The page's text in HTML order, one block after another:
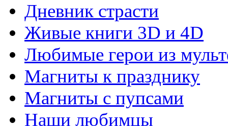
Дневник страсти
Живые книги 3D и 4D
Любимые герои из
Магниты к празднику
Магниты с пупсами
Наши любимцы